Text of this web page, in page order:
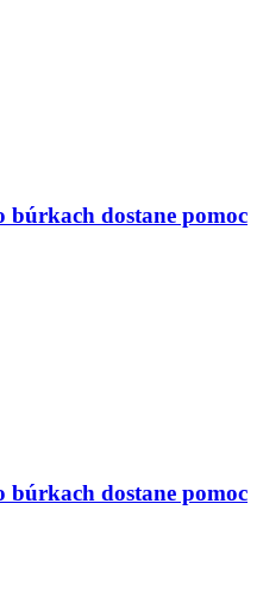
búrkach dostane pomoc
búrkach dostane pomoc